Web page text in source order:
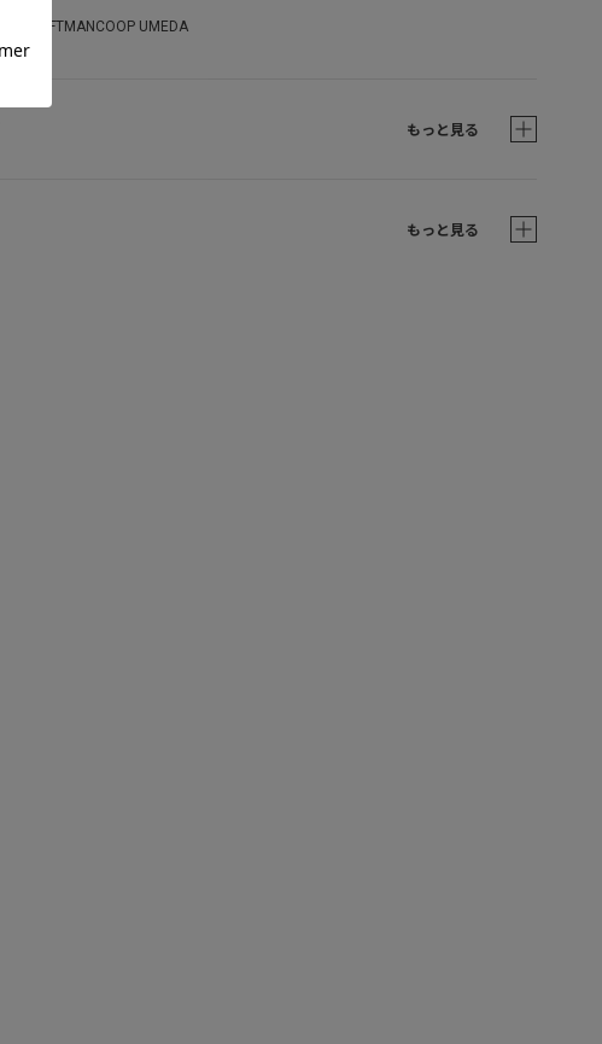
LOFTMANCOOP UMEDA
もっと見る
もっと見る